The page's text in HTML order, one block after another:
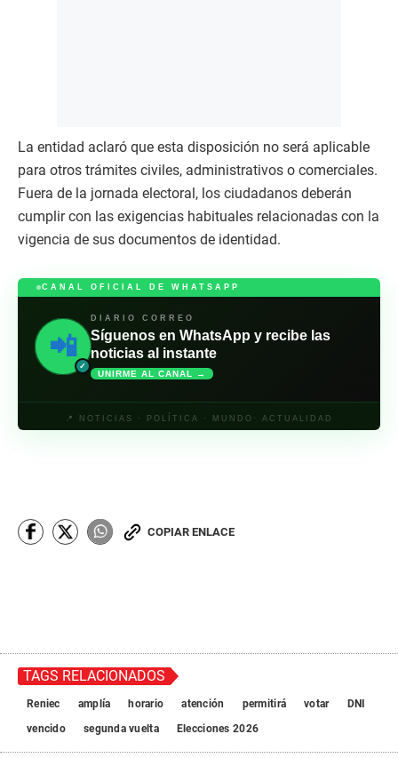
La entidad aclaró que esta disposición no será aplicable
para otros trámites civiles, administrativos o comerciales.
Fuera de la jornada electoral, los ciudadanos deberán
cumplir con las exigencias habituales relacionadas con la
vigencia de sus documentos de identidad.
CANAL OFICIAL DE WHATSAPP
📲
✓
DIARIO CORREO
Síguenos en WhatsApp y recibe las
noticias al instante
UNIRME AL CANAL →
📍 NOTICIAS · POLÍTICA · MUNDO· ACTUALIDAD
COPIAR ENLACE
TAGS RELACIONADOS
Reniec amplía horario atención permitirá votar
DNI
vencido
segunda vuelta Elecciones 2026